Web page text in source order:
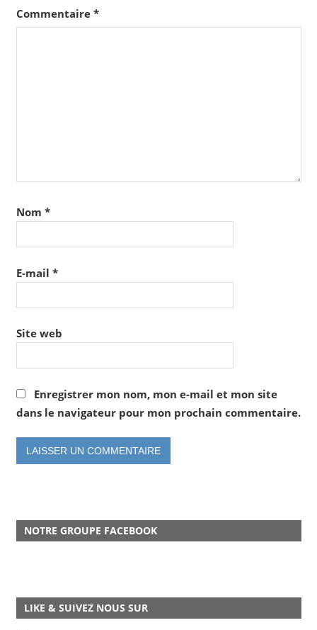
Commentaire *
Nom *
E-mail *
Site web
Enregistrer mon nom, mon e-mail et mon site
dans le navigateur pour mon prochain commentaire.
NOTRE GROUPE FACEBOOK
LIKE & SUIVEZ NOUS SUR